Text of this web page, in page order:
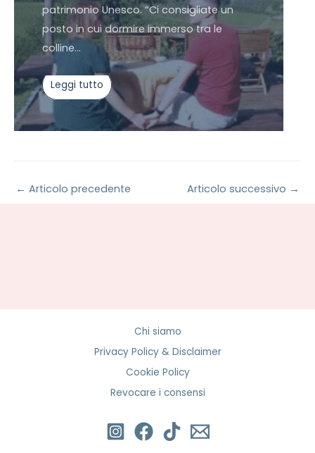
patrimonio Unesco. “Ci consigliate un
posto in cui dormire immerso tra le
colline…
Leggi tutto
← Articolo precedente Articolo successivo →
Chi siamo
Privacy Policy & Disclaimer
Cookie Policy
Revocare i consensi